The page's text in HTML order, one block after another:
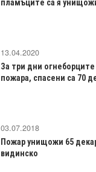
пламъците са я
13.04.2020
За три дни
пожара, спасени са 70
03.07.2018
Пожар унищожи 65
видинско